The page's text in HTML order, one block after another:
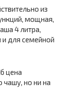
из
мощная,
4 литра,
для семейной
цена
чашу, но ни на